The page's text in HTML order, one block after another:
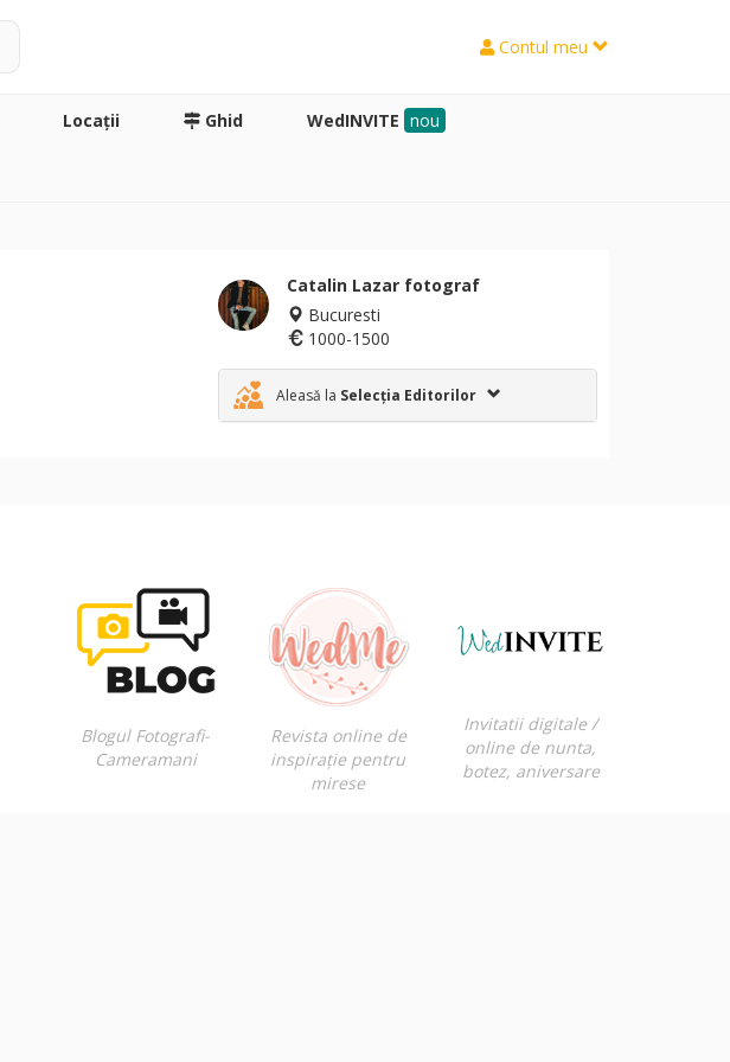
Contul meu
Locaţii Ghid WedINVITE nou
Catalin Lazar fotograf
Bucuresti
1000-1500
Aleasă la Selecția Editorilor
Blogul Fotografi-
Cameramani
Revista online de
inspirație pentru
mirese
Invitatii digitale /
online de nunta,
botez, aniversare